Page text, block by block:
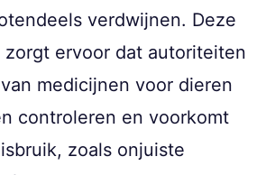
verdwijnen. Deze
zorgt ervoor dat autoriteiten
medicijnen voor dieren
controleren en voorkomt
zoals onjuiste